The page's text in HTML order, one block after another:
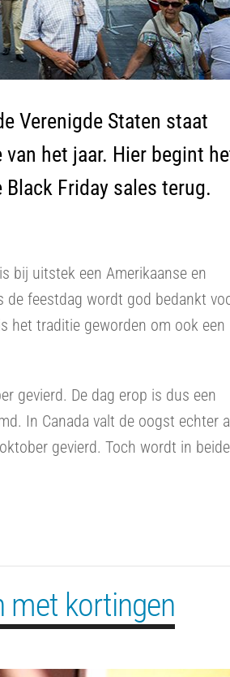
Verenigde Staten staat
het jaar. Hier begint
Friday sales terug.
bij uitstek een Amerikaanse en
de feestdag wordt god bedankt
het traditie geworden om ook een
gevierd. De dag erop is dus een
In Canada valt de oogst echter
gevierd. Toch wordt in beide
met kortingen